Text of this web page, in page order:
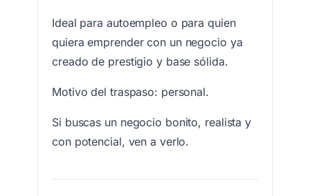
Ideal para autoempleo o para quien
quiera emprender con un negocio ya
creado de prestigio y base sólida.
Motivo del traspaso: personal.
Si buscas un negocio bonito, realista y
con potencial, ven a verlo.